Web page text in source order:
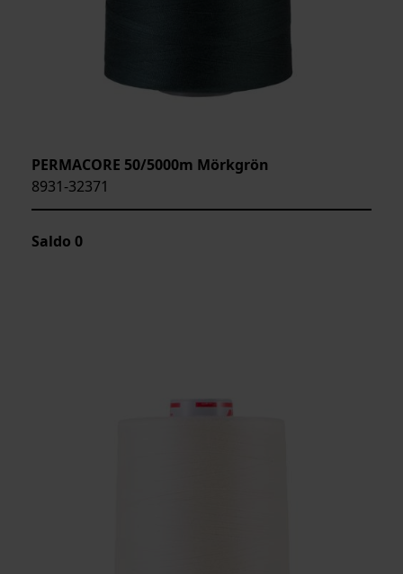
PERMACORE 50/5000m Mörkgrön
8931-32371
Saldo 0